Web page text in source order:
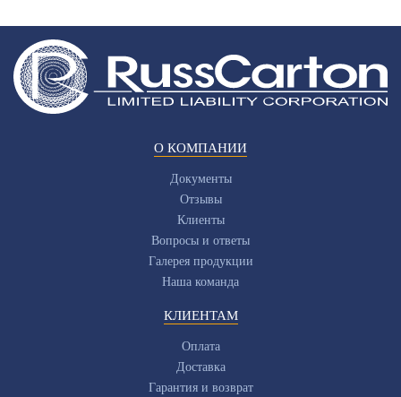
О КОМПАНИИ
Документы
Отзывы
Клиенты
Вопросы и ответы
Галерея продукции
Наша команда
КЛИЕНТАМ
Оплата
Доставка
Гарантия и возврат